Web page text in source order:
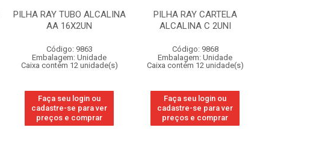
PILHA RAY TUBO ALCALINA
AA 16X2UN
Código: 9863
Embalagem: Unidade
Caixa contém 12 unidade(s)
Faça seu login ou
cadastre-se para ver
preços e comprar
PILHA RAY CARTELA
ALCALINA C 2UNI
Código: 9868
Embalagem: Unidade
Caixa contém 12 unidade(s)
Faça seu login ou
cadastre-se para ver
preços e comprar